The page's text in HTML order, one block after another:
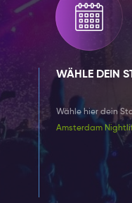
WÄHLE DEIN
Wähle hier dein
Amsterdam